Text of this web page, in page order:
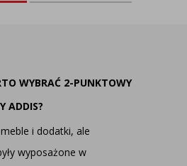
WYBRAĆ 2-PUNKTOWY
ADDIS?
i dodatki, ale
wyposażone w